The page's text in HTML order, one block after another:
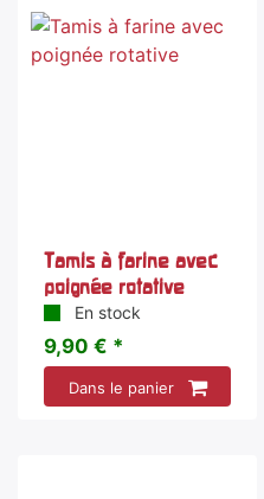
Tamis à farine avec
poignée rotative
En stock
9,90 € *
Dans le panier